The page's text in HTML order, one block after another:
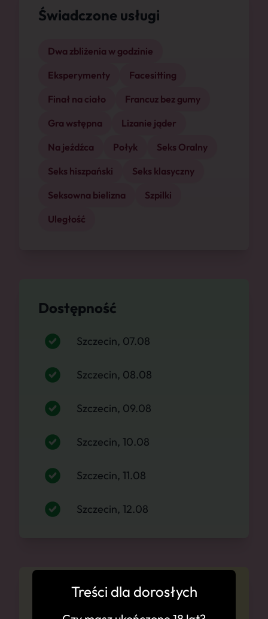
Świadczone usługi
Dwa zbliżenia w godzinie
Eksperymenty
Facesitting
Finał na ciało
Francuz bez gumy
Gra wstępna
Lizanie jąder
Na jeźdźca
Połyk
Seks Oralny
Seks hiszpański
Seks klasyczny
Seksowna bielizna
Szpilki
Uległość
Dostępność
Szczecin, 07.08
Szczecin, 08.08
Szczecin, 09.08
Szczecin, 10.08
Szczecin, 11.08
Szczecin, 12.08
CennikTreści dla dorosłych